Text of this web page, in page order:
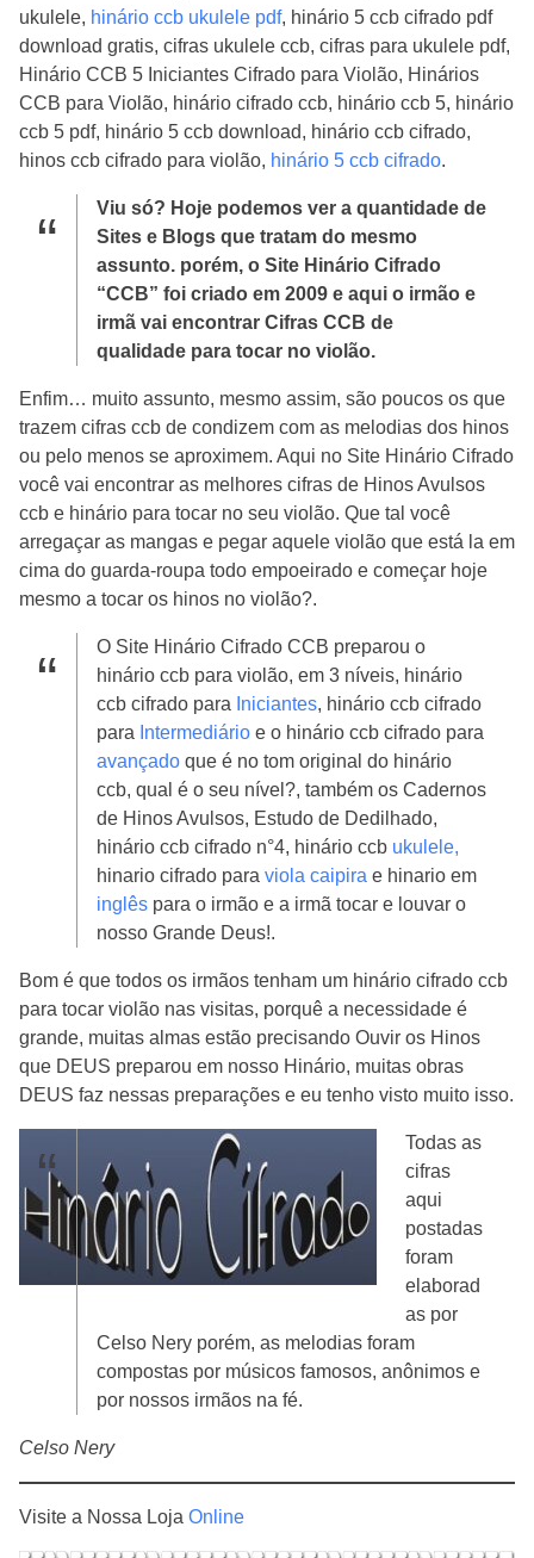
ukulele, hinário ccb ukulele pdf, hinário 5 ccb cifrado pdf
download gratis, cifras ukulele ccb, cifras para ukulele pdf,
Hinário CCB 5 Iniciantes Cifrado para Violão, Hinários
CCB para Violão, hinário cifrado ccb, hinário ccb 5, hinário
ccb 5 pdf, hinário 5 ccb download, hinário ccb cifrado,
hinos ccb cifrado para violão, hinário 5 ccb cifrado.
Viu só? Hoje podemos ver a quantidade de
Sites e Blogs que tratam do mesmo
assunto. porém, o Site Hinário Cifrado
“CCB” foi criado em 2009 e aqui o irmão e
irmã vai encontrar Cifras CCB de
qualidade para tocar no violão.
Enfim… muito assunto, mesmo assim, são poucos os que
trazem cifras ccb de condizem com as melodias dos hinos
ou pelo menos se aproximem. Aqui no Site Hinário Cifrado
você vai encontrar as melhores cifras de Hinos Avulsos
ccb e hinário para tocar no seu violão. Que tal você
arregaçar as mangas e pegar aquele violão que está la em
cima do guarda-roupa todo empoeirado e começar hoje
mesmo a tocar os hinos no violão?.
O Site Hinário Cifrado CCB preparou o
hinário ccb para violão, em 3 níveis, hinário
ccb cifrado para Iniciantes, hinário ccb cifrado
para Intermediário e o hinário ccb cifrado para
avançado que é no tom original do hinário
ccb, qual é o seu nível?, também os Cadernos
de Hinos Avulsos, Estudo de Dedilhado,
hinário ccb cifrado n°4, hinário ccb ukulele,
hinario cifrado para viola caipira e hinario em
inglês para o irmão e a irmã tocar e louvar o
nosso Grande Deus!.
Bom é que todos os irmãos tenham um hinário cifrado ccb
para tocar violão nas visitas, porquê a necessidade é
grande, muitas almas estão precisando Ouvir os Hinos
que DEUS preparou em nosso Hinário, muitas obras
DEUS faz nessas preparações e eu tenho visto muito isso.
Todas as
cifras
aqui
postadas
foram
elaborad
as por
Celso Nery porém, as melodias foram
compostas por músicos famosos, anônimos e
por nossos irmãos na fé.
Celso Nery
Visite a Nossa Loja Online